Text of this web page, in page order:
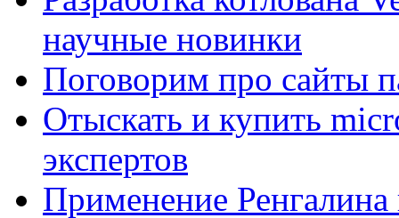
научные новинки
Поговорим про сайты
Отыскать и купить
экспертов
Применение Ренгалина